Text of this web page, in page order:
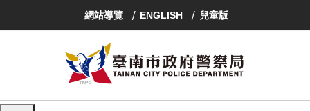
區
網站導覽 ENGLISH 兒童版